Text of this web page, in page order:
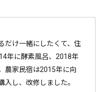
だけ一緒にしたくて、住
年に酵素風呂、2018年
農家民宿は2015年に向
し、改修しました。